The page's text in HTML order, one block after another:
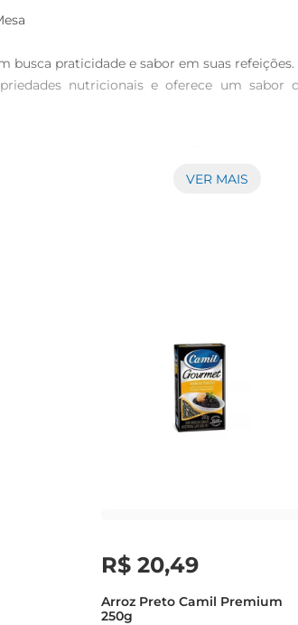
busca praticidade e sabor em suas
nutricionais e oferece um sabor
B e minerais como ferro e magnésio.
armazenálo em local fresco e seco,
VER MAIS
R$ 20,49
Arroz Preto Camil Premium
250g